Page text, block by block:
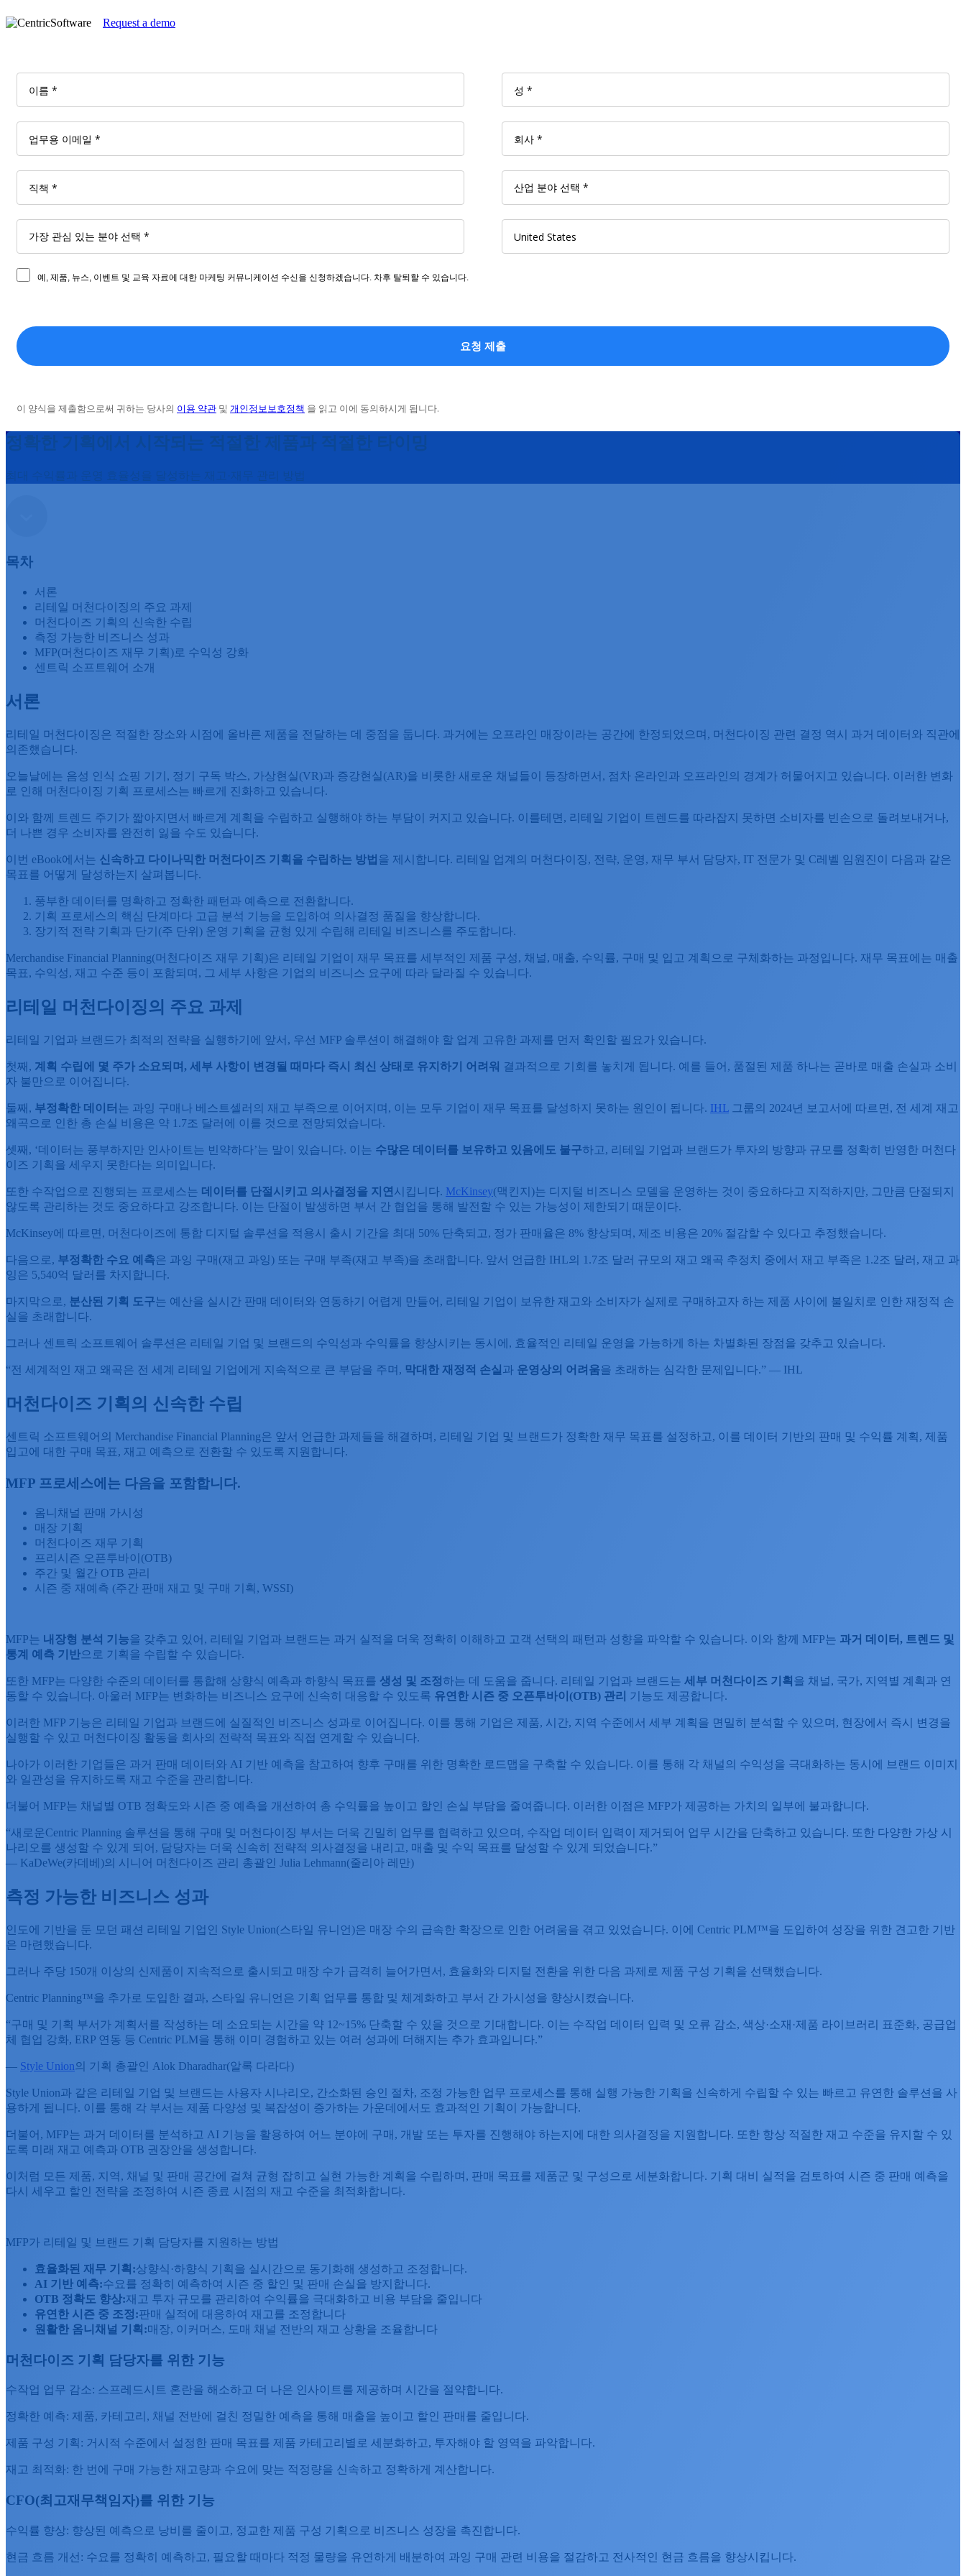
Request a demo
정확한 기획에서 시작되는 적절한 제품과 적절한 타이밍
최대 수익률과 운영 효율성을 달성하는 재고·재무 관리 방법
목차
서론
리테일 머천다이징의 주요 과제
머천다이즈 기획의 신속한 수립
측정 가능한 비즈니스 성과
MFP(머천다이즈 재무 기획)로 수익성 강화
센트릭 소프트웨어 소개
서론
리테일 머천다이징은 적절한 장소와 시점에 올바른 제품을 전달하는 데 중점을 둡니다. 과거에는 오프라인 매장이라는 공간에 한정되었으며, 머천다이징 관련 결정 역시 과거 데이터와 직관에
의존했습니다.
오늘날에는 음성 인식 쇼핑 기기, 정기 구독 박스, 가상현실(VR)과 증강현실(AR)을 비롯한 새로운 채널들이 등장하면서, 점차 온라인과 오프라인의 경계가 허물어지고 있습니다. 이러한 변화
로 인해 머천다이징 기획 프로세스는 빠르게 진화하고 있습니다.
이와 함께 트렌드 주기가 짧아지면서 빠르게 계획을 수립하고 실행해야 하는 부담이 커지고 있습니다. 이를테면, 리테일 기업이 트렌드를 따라잡지 못하면 소비자를 빈손으로 돌려보내거나,
더 나쁜 경우 소비자를 완전히 잃을 수도 있습니다.
이번 eBook에서는 신속하고 다이나믹한 머천다이즈 기획을 수립하는 방법 을 제시합니다. 리테일 업계의 머천다이징, 전략, 운영, 재무 부서 담당자, IT 전문가 및 C레벨 임원진이 다음과 같은
목표를 어떻게 달성하는지 살펴봅니다.
풍부한 데이터를 명확하고 정확한 패턴과 예측으로 전환합니다.
기획 프로세스의 핵심 단계마다 고급 분석 기능을 도입하여 의사결정 품질을 향상합니다.
장기적 전략 기획과 단기(주 단위) 운영 기획을 균형 있게 수립해 리테일 비즈니스를 주도합니다.
Merchandise Financial Planning(머천다이즈 재무 기획)은 리테일 기업이 재무 목표를 세부적인 제품 구성, 채널, 매출, 수익률, 구매 및 입고 계획으로 구체화하는 과정입니다. 재무 목표에는 매출
목표, 수익성, 재고 수준 등이 포함되며, 그 세부 사항은 기업의 비즈니스 요구에 따라 달라질 수 있습니다.
리테일 머천다이징의 주요 과제
리테일 기업과 브랜드가 최적의 전략을 실행하기에 앞서, 우선 MFP 솔루션이 해결해야 할 업계 고유한 과제를 먼저 확인할 필요가 있습니다.
첫째, 계획 수립에 몇 주가 소요되며 , 세부 사항이 변경될 때마다 즉시 최신 상태로 유지하기 어려워 결과적으로 기회를 놓치게 됩니다. 예를 들어, 품절된 제품 하나는 곧바로 매출 손실과 소비
자 불만으로 이어집니다.
둘째, 부정확한 데이터 는 과잉 구매나 베스트셀러의 재고 부족으로 이어지며, 이는 모두 기업이 재무 목표를 달성하지 못하는 원인이 됩니다. IHL 그룹의 2024년 보고서에 따르면, 전 세계 재고
왜곡으로 인한 총 손실 비용은 약 1.7조 달러에 이를 것으로 전망되었습니다.
셋째, ‘데이터는 풍부하지만 인사이트는 빈약하다’는 말이 있습니다. 이는 수많은 데이터를 보유하고 있음에도 불구하고, 리테일 기업과 브랜드가 투자의 방향과 규모를 정확히 반영한 머천다
이즈 기획을 세우지 못한다는 의미입니다.
또한 수작업으로 진행되는 프로세스는 데이터를 단절시키고 의사결정을 지연 시킵니다. McKinsey(맥킨지)는 디지털 비즈니스 모델을 운영하는 것이 중요하다고 지적하지만, 그만큼 단절되지
않도록 관리하는 것도 중요하다고 강조합니다. 이는 단절이 발생하면 부서 간 협업을 통해 발전할 수 있는 가능성이 제한되기 때문이다.
McKinsey에 따르면, 머천다이즈에 통합 디지털 솔루션을 적용시 출시 기간을 최대 50% 단축되고, 정가 판매율은 8% 향상되며, 제조 비용은 20% 절감할 수 있다고 추정했습니다.
다음으로, 부정확한 수요 예측은 과잉 구매(재고 과잉) 또는 구매 부족(재고 부족)을 초래합니다. 앞서 언급한 IHL의 1.7조 달러 규모의 재고 왜곡 추정치 중에서 재고 부족은 1.2조 달러, 재고 과
잉은 5,540억 달러를 차지합니다.
마지막으로, 분산된 기획 도구는 예산을 실시간 판매 데이터와 연동하기 어렵게 만들어, 리테일 기업이 보유한 재고와 소비자가 실제로 구매하고자 하는 제품 사이에 불일치로 인한 재정적 손
실을 초래합니다.
그러나 센트릭 소프트웨어 솔루션은 리테일 기업 및 브랜드의 수익성과 수익률을 향상시키는 동시에, 효율적인 리테일 운영을 가능하게 하는 차별화된 장점을 갖추고 있습니다.
“전 세계적인 재고 왜곡은 전 세계 리테일 기업에게 지속적으로 큰 부담을 주며, 막대한 재정적 손실 과 운영상의 어려움을 초래하는 심각한 문제입니다.” — IHL
머천다이즈 기획의 신속한 수립
센트릭 소프트웨어의 Merchandise Financial Planning은 앞서 언급한 과제들을 해결하며, 리테일 기업 및 브랜드가 정확한 재무 목표를 설정하고, 이를 데이터 기반의 판매 및 수익률 계획, 제품
입고에 대한 구매 목표, 재고 예측으로 전환할 수 있도록 지원합니다.
MFP 프로세스에는 다음을 포함합니다.
옴니채널 판매 가시성
매장 기획
머천다이즈 재무 기획
프리시즌 오픈투바이(OTB)
주간 및 월간 OTB 관리
시즌 중 재예측 (주간 판매 재고 및 구매 기획, WSSI)
MFP는 내장형 분석 기능을 갖추고 있어, 리테일 기업과 브랜드는 과거 실적을 더욱 정확히 이해하고 고객 선택의 패턴과 성향을 파악할 수 있습니다. 이와 함께 MFP는 과거 데이터 , 트렌드 및
통계
예측 기반으로 기획을 수립할 수 있습니다.
또한 MFP는 다양한 수준의 데이터를 통합해 상향식 예측과 하향식 목표를 생성 및 조정하는 데 도움을 줍니다. 리테일 기업과 브랜드는 세부 머천다이즈 기획 을 채널, 국가, 지역별 계획과 연
동할 수 있습니다. 아울러 MFP는 변화하는 비즈니스 요구에 신속히 대응할 수 있도록 유연한 시즌 중 오픈투바이 (OTB) 관리 기능도 제공합니다.
이러한 MFP 기능은 리테일 기업과 브랜드에 실질적인 비즈니스 성과로 이어집니다. 이를 통해 기업은 제품, 시간, 지역 수준에서 세부 계획을 면밀히 분석할 수 있으며, 현장에서 즉시 변경을
실행할 수 있고 머천다이징 활동을 회사의 전략적 목표와 직접 연계할 수 있습니다.
나아가 이러한 기업들은 과거 판매 데이터와 AI 기반 예측을 참고하여 향후 구매를 위한 명확한 로드맵을 구축할 수 있습니다. 이를 통해 각 채널의 수익성을 극대화하는 동시에 브랜드 이미지
와 일관성을 유지하도록 재고 수준을 관리합니다.
더불어 MFP는 채널별 OTB 정확도와 시즌 중 예측을 개선하여 총 수익률을 높이고 할인 손실 부담을 줄여줍니다. 이러한 이점은 MFP가 제공하는 가치의 일부에 불과합니다.
“새로운Centric Planning 솔루션을 통해 구매 및 머천다이징 부서는 더욱 긴밀히 업무를 협력하고 있으며, 수작업 데이터 입력이 제거되어 업무 시간을 단축하고 있습니다. 또한 다양한 가상 시
나리오를 생성할 수 있게 되어, 담당자는 더욱 신속히 전략적 의사결정을 내리고, 매출 및 수익 목표를 달성할 수 있게 되었습니다.”
— KaDeWe(카데베)의 시니어 머천다이즈 관리 총괄인 Julia Lehmann(줄리아 레만)
측정 가능한 비즈니스 성과
인도에 기반을 둔 모던 패션 리테일 기업인 Style Union(스타일 유니언)은 매장 수의 급속한 확장으로 인한 어려움을 겪고 있었습니다. 이에 Centric PLM™을 도입하여 성장을 위한 견고한 기반
은 마련했습니다.
그러나 주당 150개 이상의 신제품이 지속적으로 출시되고 매장 수가 급격히 늘어가면서, 효율화와 디지털 전환을 위한 다음 과제로 제품 구성 기획을 선택했습니다.
Centric Planning™을 추가로 도입한 결과, 스타일 유니언은 기획 업무를 통합 및 체계화하고 부서 간 가시성을 향상시켰습니다.
“구매 및 기획 부서가 계획서를 작성하는 데 소요되는 시간을 약 12~15% 단축할 수 있을 것으로 기대합니다. 이는 수작업 데이터 입력 및 오류 감소, 색상·소재·제품 라이브러리 표준화, 공급업
체 협업 강화, ERP 연동 등 Centric PLM을 통해 이미 경험하고 있는 여러 성과에 더해지는 추가 효과입니다.”
— Style Union의 기획 총괄인 Alok Dharadhar(알록 다라다)
Style Union과 같은 리테일 기업 및 브랜드는 사용자 시나리오, 간소화된 승인 절차, 조정 가능한 업무 프로세스를 통해 실행 가능한 기획을 신속하게 수립할 수 있는 빠르고 유연한 솔루션을 사
용하게 됩니다. 이를 통해 각 부서는 제품 다양성 및 복잡성이 증가하는 가운데에서도 효과적인 기획이 가능합니다.
더불어, MFP는 과거 데이터를 분석하고 AI 기능을 활용하여 어느 분야에 구매, 개발 또는 투자를 진행해야 하는지에 대한 의사결정을 지원합니다. 또한 항상 적절한 재고 수준을 유지할 수 있
도록 미래 재고 예측과 OTB 권장안을 생성합니다.
이처럼 모든 제품, 지역, 채널 및 판매 공간에 걸쳐 균형 잡히고 실현 가능한 계획을 수립하며, 판매 목표를 제품군 및 구성으로 세분화합니다. 기획 대비 실적을 검토하여 시즌 중 판매 예측을
다시 세우고 할인 전략을 조정하여 시즌 종료 시점의 재고 수준을 최적화합니다.
MFP가 리테일 및 브랜드 기획 담당자를 지원하는 방법
효율화된 재무 기획 :상향식·하향식 기획을 실시간으로 동기화해 생성하고 조정합니다.
AI 기반 예측:수요를 정확히 예측하여 시즌 중 할인 및 판매 손실을 방지합니다.
OTB 정확도 향상:재고 투자 규모를 관리하여 수익률을 극대화하고 비용 부담을 줄입니다
유연한 시즌 중 조정:판매 실적에 대응하여 재고를 조정합니다
원활한 옴니채널 기획 :매장, 이커머스, 도매 채널 전반의 재고 상황을 조율합니다
머천다이즈 기획 담당자를 위한 기능
수작업 업무 감소: 스프레드시트 혼란을 해소하고 더 나은 인사이트를 제공하며 시간을 절약합니다.
정확한 예측: 제품, 카테고리, 채널 전반에 걸친 정밀한 예측을 통해 매출을 높이고 할인 판매를 줄입니다.
제품 구성 기획: 거시적 수준에서 설정한 판매 목표를 제품 카테고리별로 세분화하고, 투자해야 할 영역을 파악합니다.
재고 최적화: 한 번에 구매 가능한 재고량과 수요에 맞는 적정량을 신속하고 정확하게 계산합니다.
CFO(최고재무책임자)를 위한 기능
수익률 향상: 향상된 예측으로 낭비를 줄이고, 정교한 제품 구성 기획으로 비즈니스 성장을 촉진합니다.
현금 흐름 개선: 수요를 정확히 예측하고, 필요할 때마다 적정 물량을 유연하게 배분하여 과잉 구매 관련 비용을 절감하고 전사적인 현금 흐름을 향상시킵니다.